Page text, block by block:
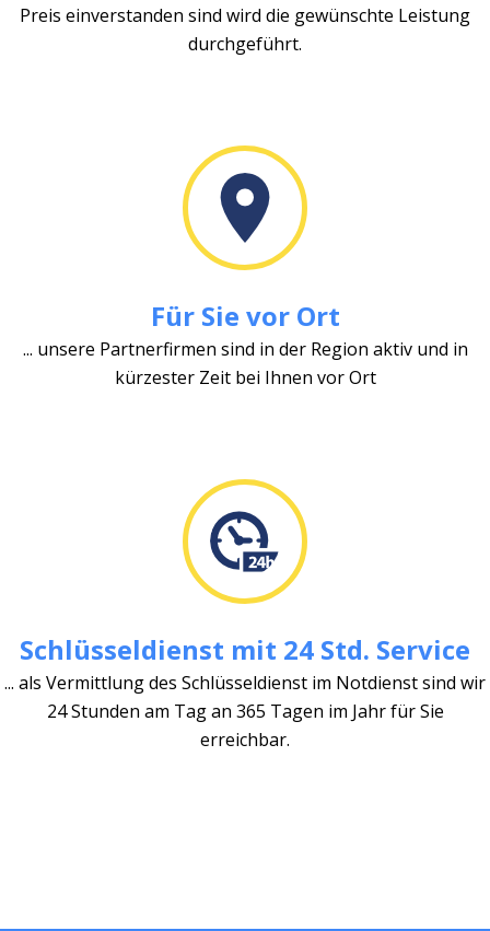
Preis einverstanden sind wird die gewünschte Leistung
durchgeführt.
Für Sie vor Ort
... unsere Partnerfirmen sind in der Region aktiv und in
kürzester Zeit bei Ihnen vor Ort
Schlüsseldienst mit 24 Std. Service
... als Vermittlung des Schlüsseldienst im Notdienst sind wir
24 Stunden am Tag an 365 Tagen im Jahr für Sie
erreichbar.